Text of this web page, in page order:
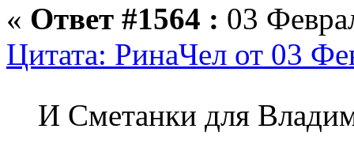
« Ответ #1564 : 03
Цитата: РинаЧел от 03
И Сметанки для